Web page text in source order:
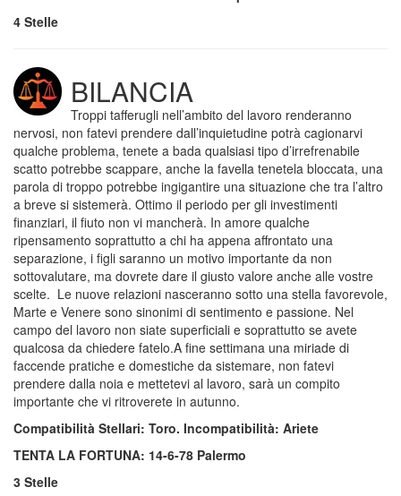
4 Stelle
BILANCIA
Troppi tafferugli nell’ambito del lavoro renderanno
nervosi, non fatevi prendere dall’inquietudine potrà cagionarvi
qualche problema, tenete a bada qualsiasi tipo d’irrefrenabile
scatto potrebbe scappare, anche la favella tenetela bloccata, una
parola di troppo potrebbe ingigantire una situazione che tra l’altro
a breve si sistemerà. Ottimo il periodo per gli investimenti
finanziari, il fiuto non vi mancherà. In amore qualche
ripensamento soprattutto a chi ha appena affrontato una
separazione, i figli saranno un motivo importante da non
sottovalutare, ma dovrete dare il giusto valore anche alle vostre
scelte. Le nuove relazioni nasceranno sotto una stella favorevole,
Marte e Venere sono sinonimi di sentimento e passione. Nel
campo del lavoro non siate superficiali e soprattutto se avete
qualcosa da chiedere fatelo.A fine settimana una miriade di
faccende pratiche e domestiche da sistemare, non fatevi
prendere dalla noia e mettetevi al lavoro, sarà un compito
importante che vi ritroverete in autunno.
Compatibilità Stellari: Toro. Incompatibilità: Ariete
TENTA LA FORTUNA: 14-6-78 Palermo
3 Stelle